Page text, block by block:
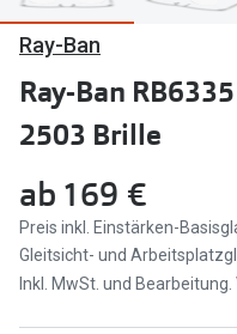
Marken
Ray-Ban
DbyD
Prada
Seen
Miu Miu
alle Marken
Ray-Ban
Ray-Ban
2503 Brille
ab 169 €
Preis inkl. Einstärken-
Gleitsicht- und
Inkl. MwSt. und